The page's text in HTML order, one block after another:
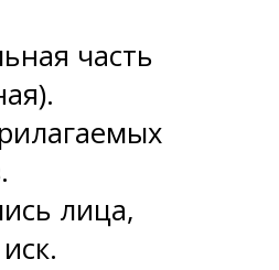
часть
лица,